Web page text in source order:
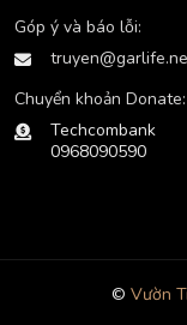
Góp ý và báo lỗi:
Chuyển khoản Donate:
Techcombank
0968090590
© Vườn